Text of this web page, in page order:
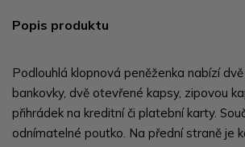
Popis produktu
Podlouhlá klopnová peněženka nabízí
bankovky, dvě otevřené kapsy, zipovou
přihrádek na kreditní či platební karty.
odnímatelné poutko. Na přední straně je